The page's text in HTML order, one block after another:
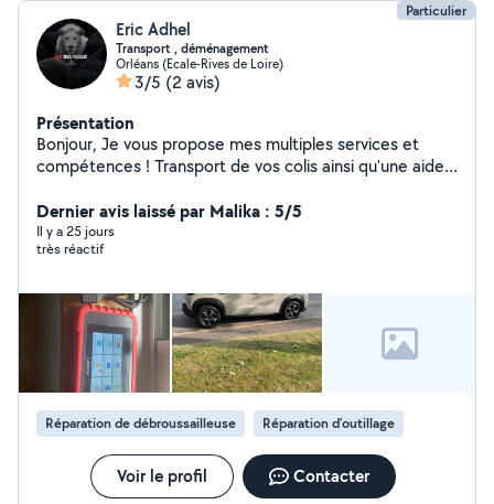
Particulier
Eric Adhel
Transport , déménagement
Orléans (Ecale-Rives de Loire)
3/5 (2 avis)
Présentation
Bonjour, Je vous propose mes multiples services et
compétences ! Transport de vos colis ainsi qu'une aide
lunettes.. Réparation d'appareil électronique : manette
de jeux, téléphone,tablette, drone, caméra .. Montage
et démontage de meubles, réparation wc , mitigeur,
d'informations. À bientôt !
Dernier avis laissé par Malika : 5/5
Il y a 25 jours
très réactif
Réparation de débroussailleuse Réparation d’outillage
Voir le profil Contacter